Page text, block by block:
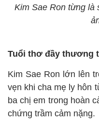
Kim Sae Ron từng là
Tuổi thơ đầy thương
Kim Sae Ron lớn lên
vẹn khi cha mẹ ly hôn
ba chị em trong hoàn
chứng trầm cảm nặng.